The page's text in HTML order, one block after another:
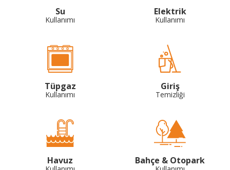
Su
Kullanımı
Elektrik
Kullanımı
Tüpgaz
Kullanımı
Giriş
Temizliği
Havuz Bahçe & Otopark